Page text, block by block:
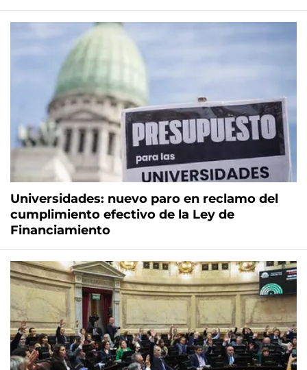
Universidades: nuevo paro en reclamo del
cumplimiento efectivo de la Ley de
Financiamiento